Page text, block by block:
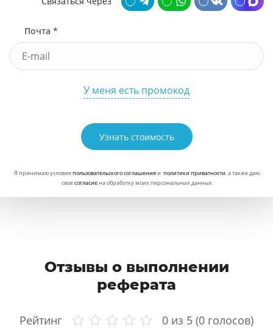
Почта *
У меня есть промокод
Узнать стоимость
Я принимаю условияпользовательского соглашенияи политики приватности, а также даю
своесогласиена обработку моих персональных данных
Отзывы о выполнении
реферата
Рейтинг 0 из 5 (0 голосов)